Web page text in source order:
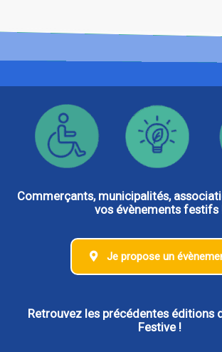
Commerçants, municipalités,
vos évènements festifs
Je propose un
Retrouvez les précédentes éditions
Festive !